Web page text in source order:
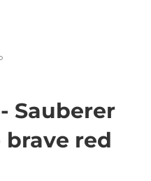
Sauberer
red